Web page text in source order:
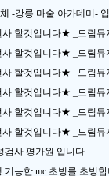
-강릉 마술 아카데미-
할것입니다★ _드림뮤
할것입니다★ _드림뮤
할것입니다★ _드림뮤
할것입니다★ _드림뮤
할것입니다★ _드림뮤
할것입니다★ _드림뮤
검사 평가원 입니다
기능한 mc 초빙를 초빙